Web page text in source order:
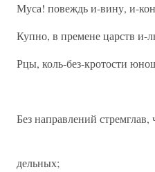
Муса! повеждь и-вину, и-
Купно, в премене царств и-
Рцы, коль-без-кротости
Без направлений стремглав,
дельных;